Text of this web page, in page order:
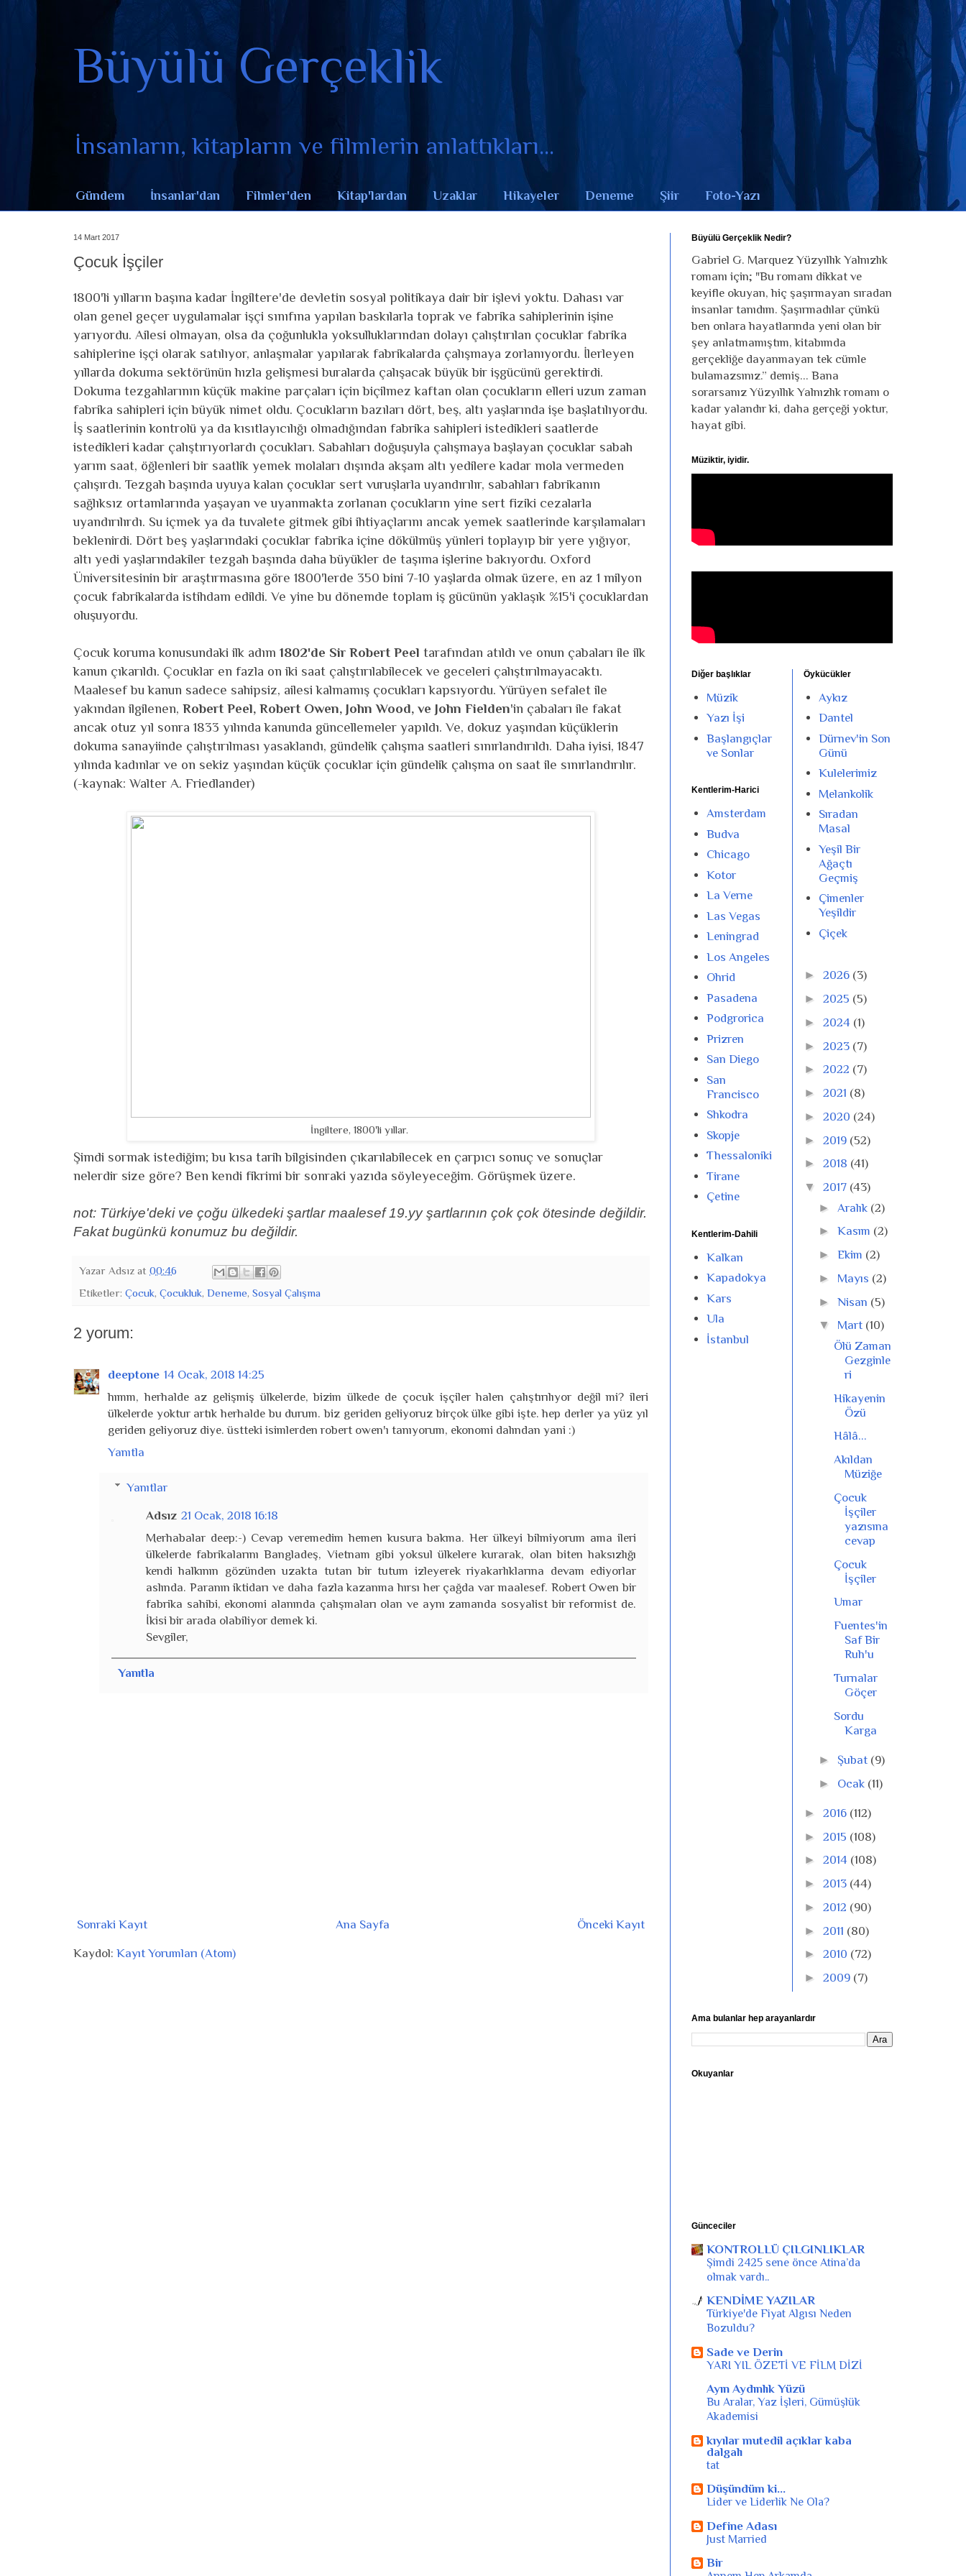
Büyülü Gerçeklik
İnsanların, kitapların ve filmlerin anlattıkları...
Gündem İnsanlar'dan Filmler'den Kitap'lardan Uzaklar Hikayeler Deneme Şiir Foto-Yazı
14 Mart 2017
Çocuk İşçiler
1800'li yılların başına kadar İngiltere'de devletin sosyal politikaya dair bir işlevi yoktu. Dahası var
olan genel geçer uygulamalar işçi sınıfına yapılan baskılarla toprak ve fabrika sahiplerinin işine
yarıyordu. Ailesi olmayan, olsa da çoğunlukla yoksulluklarından dolayı çalıştırılan çocuklar fabrika
sahiplerine işçi olarak satılıyor, anlaşmalar yapılarak fabrikalarda çalışmaya zorlanıyordu. İlerleyen
yıllarda dokuma sektörünün hızla gelişmesi buralarda çalışacak büyük bir işgücünü gerektirdi.
Dokuma tezgahlarının küçük makine parçaları için biçilmez kaftan olan çocukların elleri uzun zaman
fabrika sahipleri için büyük nimet oldu. Çocukların bazıları dört, beş, altı yaşlarında işe başlatılıyordu.
İş saatlerinin kontrolü ya da kısıtlayıcılığı olmadığından fabrika sahipleri istedikleri saatlerde
istedikleri kadar çalıştırıyorlardı çocukları. Sabahları doğuşuyla çalışmaya başlayan çocuklar sabah
yarım saat, öğlenleri bir saatlik yemek molaları dışında akşam altı yedilere kadar mola vermeden
çalışırdı. Tezgah başında uyuya kalan çocuklar sert vuruşlarla uyandırılır, sabahları fabrikanın
sağlıksız ortamlarında yaşayan ve uyanmakta zorlanan çocukların yine sert fiziki cezalarla
uyandırılırdı. Su içmek ya da tuvalete gitmek gibi ihtiyaçlarını ancak yemek saatlerinde karşılamaları
beklenirdi. Dört beş yaşlarındaki çocuklar fabrika içine dökülmüş yünleri toplayıp bir yere yığıyor,
altı yedi yaşlarındakiler tezgah başında daha büyükler de taşıma işlerine bakıyordu. Oxford
Üniversitesinin bir araştırmasına göre 1800'lerde 350 bini 7-10 yaşlarda olmak üzere, en az 1 milyon
çocuk fabrikalarda istihdam edildi. Ve yine bu dönemde toplam iş gücünün yaklaşık %15'i çocuklardan
oluşuyordu.
Çocuk koruma konusundaki ilk adım 1802'de Sir Robert Peel tarafından atıldı ve onun çabaları ile ilk
kanun çıkarıldı. Çocuklar en fazla on iki saat çalıştırılabilecek ve geceleri çalıştırılmayacaktı.
Maalesef bu kanun sadece sahipsiz, ailesi kalmamış çocukları kapsıyordu. Yürüyen sefalet ile
yakından ilgilenen, Robert Peel, Robert Owen, John Wood, ve John Fielden'in çabaları ile fakat
ancak otuz yıl sonra 1833 yılında kanunda güncellemeler yapıldı. Ve, dokuz yaşından küçüklerin
dokuma sanayiinde çalıştırılması yasaklandı, gündelik çalışma saatleri sınırlandırıldı. Daha iyisi, 1847
yılında kadınlar ve on sekiz yaşından küçük çocuklar için gündelik çalışma on saat ile sınırlandırılır.
(-kaynak: Walter A. Friedlander)
İngiltere, 1800'li yıllar.
Şimdi sormak istediğim; bu kısa tarih bilgisinden çıkarılabilecek en çarpıcı sonuç ve sonuçlar
nelerdir size göre? Ben kendi fikrimi bir sonraki yazıda söyleyeceğim. Görüşmek üzere.
not: Türkiye'deki ve çoğu ülkedeki şartlar maalesef 19.yy şartlarının çok çok ötesinde değildir.
Fakat bugünkü konumuz bu değildir.
Yazar Adsız at 00:46
Etiketler: Çocuk, Çocukluk, Deneme, Sosyal Çalışma
2 yorum:
deeptone 14 Ocak, 2018 14:25
hımm, herhalde az gelişmiş ülkelerde, bizim ülkede de çocuk işçiler halen çalıştırılıyor değil mi? ileri
ülkelerde yoktur artık herhalde bu durum. biz geriden geliyoruz birçok ülke gibi işte. hep derler ya yüz yıl
geriden geliyoruz diye. üstteki isimlerden robert owen'ı tanıyorum, ekonomi dalından yani :)
Yanıtla
Yanıtlar
Adsız 21 Ocak, 2018 16:18
Merhabalar deep:-) Cevap veremedim hemen kusura bakma. Her ülkeyi bilmiyorum ama ileri
ülkelerde fabrikalarını Bangladeş, Vietnam gibi yoksul ülkelere kurarak, olan biten haksızlığı
kendi halkının gözünden uzakta tutan bir tutum izleyerek riyakarlıklarına devam ediyorlar
aslında. Paranın iktidarı ve daha fazla kazanma hırsı her çağda var maalesef. Robert Owen bir
fabrika sahibi, ekonomi alanında çalışmaları olan ve aynı zamanda sosyalist bir reformist de.
İkisi bir arada olabiliyor demek ki.
Sevgiler,
Yanıtla
Sonraki Kayıt Önceki Kayıt
Ana Sayfa
Kaydol: Kayıt Yorumları (Atom)
Büyülü Gerçeklik Nedir?
Gabriel G. Marquez Yüzyıllık Yalnızlık
romanı için; "Bu romanı dikkat ve
keyifle okuyan, hiç şaşırmayan sıradan
insanlar tanıdım. Şaşırmadılar çünkü
ben onlara hayatlarında yeni olan bir
şey anlatmamıştım, kitabımda
gerçekliğe dayanmayan tek cümle
bulamazsınız.” demiş... Bana
sorarsanız Yüzyıllık Yalnızlık romanı o
kadar yalandır ki, daha gerçeği yoktur,
hayat gibi.
Müziktir, iyidir.
Diğer başlıklar
Müzik
Yazı İşi
Başlangıçlar
ve Sonlar
Kentlerim-Harici
Amsterdam
Budva
Chicago
Kotor
La Verne
Las Vegas
Leningrad
Los Angeles
Ohrid
Pasadena
Podgrorica
Prizren
San Diego
San
Francisco
Shkodra
Skopje
Thessaloniki
Tirane
Çetine
Kentlerim-Dahili
Kalkan
Kapadokya
Kars
Ula
İstanbul
Öykücükler
Aykız
Dantel
Dürnev'in Son
Günü
Kulelerimiz
Melankolik
Sıradan
Masal
Yeşil Bir
Ağaçtı
Geçmiş
Çimenler
Yeşildir
Çiçek
► 2026 (3)
► 2025 (5)
► 2024 (1)
► 2023 (7)
► 2022 (7)
► 2021 (8)
► 2020 (24)
► 2019 (52)
► 2018 (41)
▼ 2017 (43)
► Aralık (2)
►Kasım (2)
►Ekim (2)
► Mayıs (2)
►Nisan (5)
▼ Mart (10)
Ölü Zaman
Gezginle
ri
Hikayenin
Özü
Hâlâ...
Akıldan
Müziğe
Çocuk
İşçiler
yazısına
cevap
Çocuk
İşçiler
Umar
Fuentes'in
Saf Bir
Ruh'u
Turnalar
Göçer
Sordu
Karga
► Şubat (9)
► Ocak (11)
► 2016 (112)
► 2015 (108)
► 2014 (108)
► 2013 (44)
► 2012 (90)
► 2011 (80)
► 2010 (72)
► 2009 (7)
Ama bulanlar hep arayanlardır
Okuyanlar
Günceciler
KONTROLLÜ ÇILGINLIKLAR
Şimdi 2425 sene önce Atina’da
olmak vardı..
KENDİME YAZILAR
Türkiye'de Fiyat Algısı Neden
Bozuldu?
Sade ve Derin
YARI YIL ÖZETİ VE FİLM DİZİ
Ayın Aydınlık Yüzü
Bu Aralar, Yaz İşleri, Gümüşlük
Akademisi
kıyılar mutedil açıklar kaba
dalgalı
tat
Düşündüm ki...
Lider ve Liderlik Ne Ola?
Define Adası
Just Married
Bir